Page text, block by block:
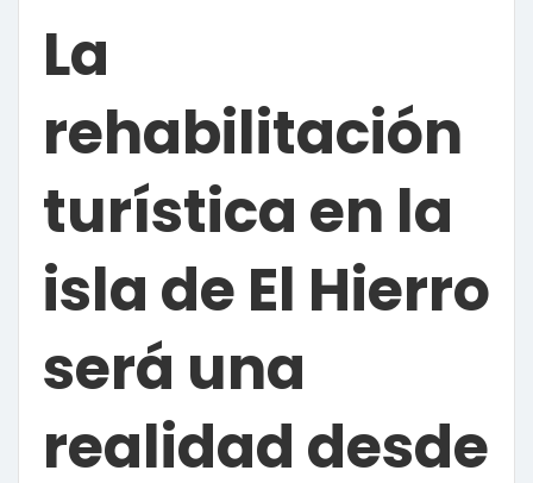
La
rehabilitación
turística en la
isla de El Hierro
será una
realidad desde